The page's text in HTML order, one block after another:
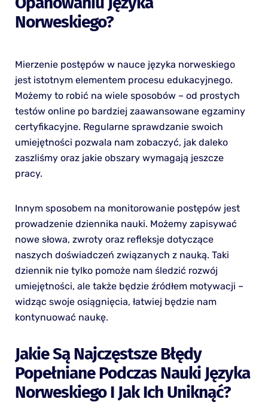
Norweskiego?
Mierzenie postępów w nauce języka norweskiego
jest istotnym elementem procesu edukacyjnego.
Możemy to robić na wiele sposobów – od prostych
testów online po bardziej zaawansowane egzaminy
certyfikacyjne. Regularne sprawdzanie swoich
umiejętności pozwala nam zobaczyć, jak daleko
zaszliśmy oraz jakie obszary wymagają jeszcze
pracy.
Innym sposobem na monitorowanie postępów jest
prowadzenie dziennika nauki. Możemy zapisywać
nowe słowa, zwroty oraz refleksje dotyczące
naszych doświadczeń związanych z nauką. Taki
dziennik nie tylko pomoże nam śledzić rozwój
umiejętności, ale także będzie źródłem motywacji –
widząc swoje osiągnięcia, łatwiej będzie nam
kontynuować naukę.
Jakie Są Najczęstsze Błędy
Popełniane Podczas Nauki Języka
Norweskiego I Jak Ich Uniknąć?